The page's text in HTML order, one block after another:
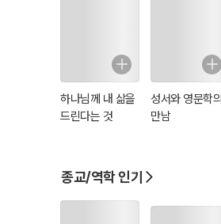
하나님께 내 삶을
드린다는 것
성서와 영문학의
만남
종교/역학 인기